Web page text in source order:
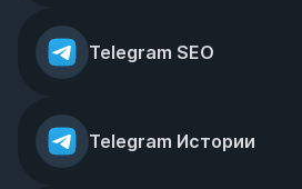
Telegram SEO
Telegram Истории